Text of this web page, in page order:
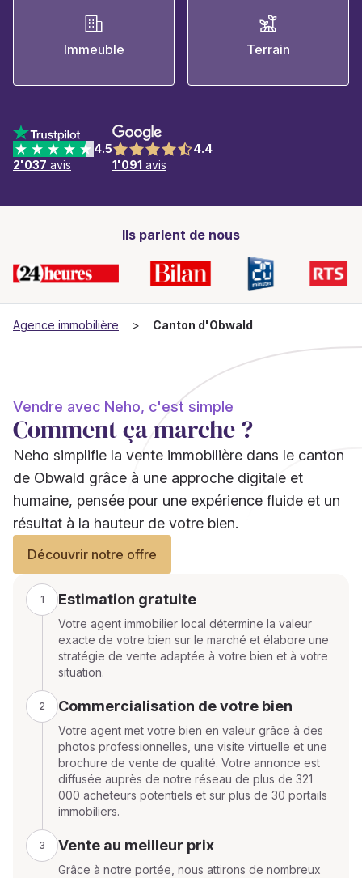
Immeuble Terrain
4.5
2'037 avis
4.4
1'091 avis
Ils parlent de nous
Agence immobilière Canton d'Obwald
Vendre avec Neho, c'est simple
Comment ça marche ?
Neho simplifie la vente immobilière dans le canton
de Obwald grâce à une approche digitale et
humaine, pensée pour une expérience fluide et un
résultat à la hauteur de votre bien.
Découvrir notre offre
1 Estimation gratuite
Votre agent immobilier local détermine la valeur
exacte de votre bien sur le marché et élabore une
stratégie de vente adaptée à votre bien et à votre
situation.
2 Commercialisation de votre bien
Votre agent met votre bien en valeur grâce à des
photos professionnelles, une visite virtuelle et une
brochure de vente de qualité. Votre annonce est
diffusée auprès de notre réseau de plus de 321
000 acheteurs potentiels et sur plus de 30 portails
immobiliers.
3 Vente au meilleur prix
Grâce à notre portée, nous attirons de nombreux